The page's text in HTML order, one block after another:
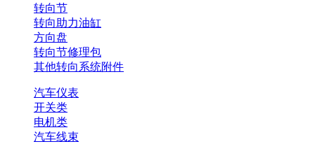
转向节
转向助力油缸
方向盘
转向节修理包
其他转向系统附件
汽车仪表
开关类
电机类
汽车线束